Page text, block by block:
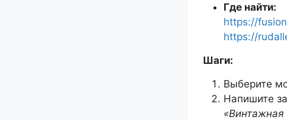
Где найти:
https://
https://
Шаги:
Выберите
Напишите
«Винтажная